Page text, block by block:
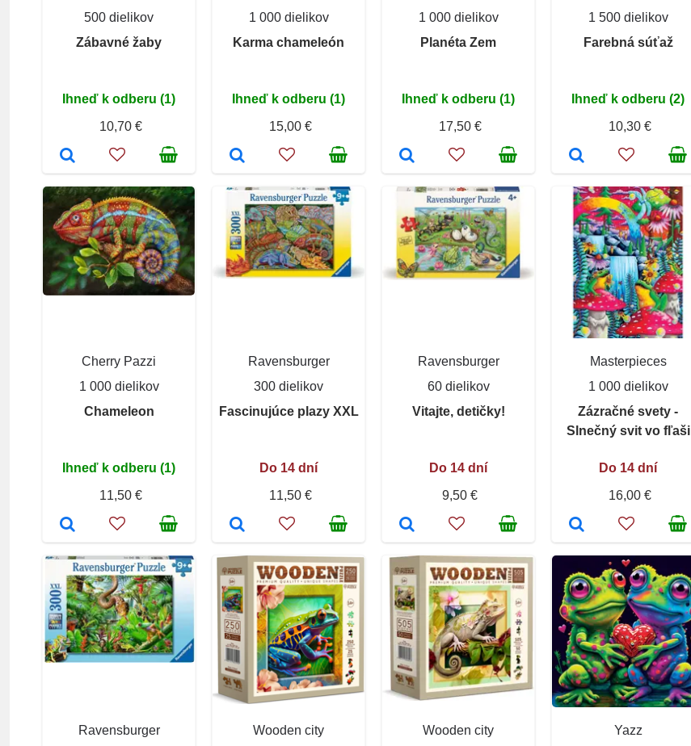
500 dielikov
Zábavné žaby
Ihneď k odberu (1)
10,70 €
1 000 dielikov
Karma chameleón
Ihneď k odberu (1)
15,00 €
1 000 dielikov
Planéta Zem
Ihneď k odberu (1)
17,50 €
1 500 dielikov
Farebná súťaž
Ihneď k odberu (2)
10,30 €
Cherry Pazzi
1 000 dielikov
Chameleon
Ihneď k odberu (1)
11,50 €
Ravensburger
300 dielikov
Fascinujúce plazy XXL
Do 14 dní
11,50 €
Ravensburger
60 dielikov
Vitajte, detičky!
Do 14 dní
9,50 €
Masterpieces
1 000 dielikov
Zázračné svety -
Slnečný svit vo fľaši
Do 14 dní
16,00 €
Ravensburger
Wooden city
Wooden city
Yazz